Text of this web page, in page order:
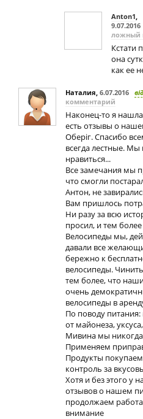
Anton1,
9.07.2016
ложный
Кстати
она
как ее
Наталия, 6.07.2016
комментарий
Наконец-то я
есть отзывы о
Оберіг. Спасибо
всегда лестные.
нравиться...
Все замечания мы
что смогли
Антон, не
Вам пришлось
Ни разу за всю
просил, и тем
Велосипеды мы,
давали все
бережно к
велосипеды.
тем более, что
очень
велосипеды в
По поводу
от майонеза,
Мивина мы
Применяем
Продукты
контроль за
Хотя и без этого у
отзывов о нашем
продолжаем
внимание